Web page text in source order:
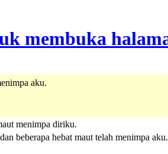
aku.
menimpa diriku.
beberapa hebat maut telah menimpa aku.